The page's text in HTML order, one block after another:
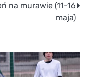
na murawie (11-16
maja)